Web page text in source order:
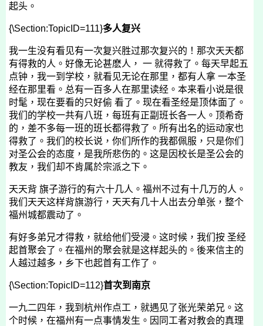
起头。
{\Section:TopicID=111}多人复兴
我一生没有看见有一次复兴胜过那次复兴的！那次天天都
有得救的人。好像无论甚麽人， 一 就得救了。每天早起五
点钟，我一到学校，就看见无论在那里，都有人拿 一本圣
经在那里看。总有一百多人在那里读经。本来看小说是很
时髦，现在要看的只好偷 看了。现在看圣经是顶体面了。
我们的学校一共有八班，每班有正副班长各一人。顶希奇
的，差不多每一班的班长都得救了。所有出名的运动家也
得救了。我们的校长说，你们所作的我都佩服，只是你们
对圣公会的态度，是我所悲伤的。这是因校长是圣公会的
教友，我们却不肯属於宗派之下。
天天背 旗子游行的有六十几人。福州不过有十几万的人。
我们天天这样背旗游行，天天有几十人出去分单张，整个
福州城都震动了。
有好多弟兄才得救，就给他们受浸。这时候，我们按 圣经
起首聚会了。在福州的聚会就是这样起头的。後来信主的
人越过越多，乡下也起首有工作了。
{\Section:TopicID=112}首次到南京
一九二四年，我到杭州作点工，就遇见了张光荣弟兄。这
个时候，在福州有一点事情发生。因同工者对教会的真理